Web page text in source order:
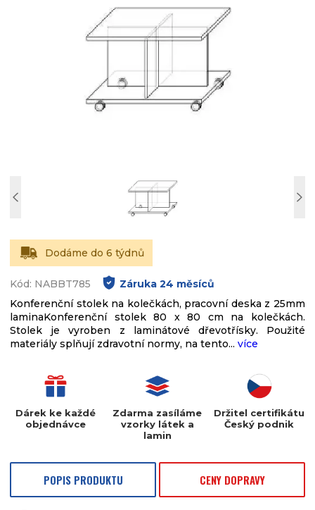
Dodáme do 6 týdnů
Kód: NABBT785 Záruka 24 měsíců
Konferenční stolek na kolečkách, pracovní deska z 25mm
laminaKonferenční stolek 80 x 80 cm na kolečkách.
Stolek je vyroben z laminátové dřevotřísky. Použité
materiály splňují zdravotní normy, na tento... více
Dárek ke každé
objednávce
Zdarma zasíláme
vzorky látek a
lamin
Držitel certifikátu
Český podnik
POPIS PRODUKTU CENY DOPRAVY